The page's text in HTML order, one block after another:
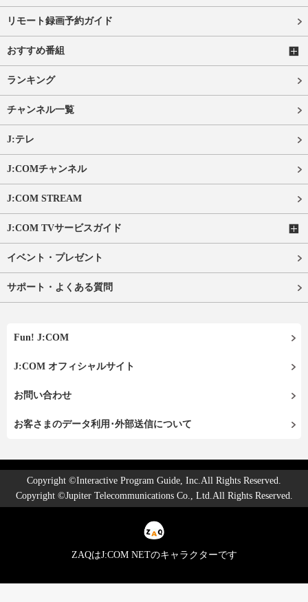
リモート録画予約ガイド
おすすめ番組
ランキング
チャンネル一覧
J:テレ
J:COMチャンネル
J:COM STREAM
J:COM TVサービスガイド
イベント・プレゼント
サポート・よくある質問
Fun! J:COM
J:COM オフィシャルサイト
お問い合わせ
お客さまのデータ利用･外部送信について
Copyright ©Interactive Program Guide, Inc.All Rights Reserved.
Copyright ©Jupiter Telecommunications Co., Ltd.All Rights Reserved.
ZAQはJ:COM NETのキャラクターです